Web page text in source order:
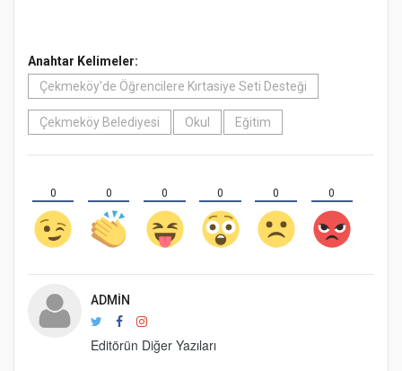
Anahtar Kelimeler:
Çekmeköy'de Öğrencilere Kırtasiye Seti Desteği
Çekmeköy Belediyesi Okul Eğitim
0 0 0 0 0 0
ADMIN
Editörün Diğer Yazıları